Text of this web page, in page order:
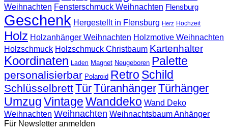
Weihnachten Fensterschmuck Weihnachten Flensburg
Geschenk Hergestellt in Flensburg Herz Hochzeit
Holz Holzanhänger Weihnachten Holzmotive Weihnachten
Holzschmuck Holzschmuck Christbaum Kartenhalter
Koordinaten Laden Magnet Neugeboren Palette
personalisierbar Polaroid Retro Schild
SchlüsselbrettTürTüranhängerTürhänger
UmzugVintageWanddeko Wand Deko
Weihnachten Weihnachten Weihnachtsbaum Anhänger
Für Newsletter anmelden